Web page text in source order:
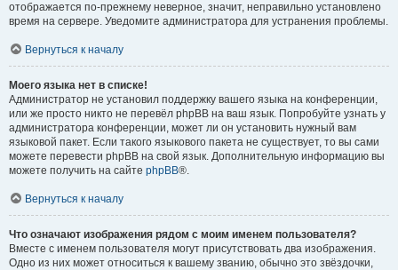
отображается по-прежнему неверное, значит, неправильно установлено
время на сервере. Уведомите администратора для устранения проблемы.
Вернуться к началу
Моего языка нет в списке!
Администратор не установил поддержку вашего языка на конференции,
или же просто никто не перевёл phpBB на ваш язык. Попробуйте узнать у
администратора конференции, может ли он установить нужный вам
языковой пакет. Если такого языкового пакета не существует, то вы сами
можете перевести phpBB на свой язык. Дополнительную информацию вы
можете получить на сайте phpBB®.
Вернуться к началу
Что означают изображения рядом с моим именем пользователя?
Вместе с именем пользователя могут присутствовать два изображения.
Одно из них может относиться к вашему званию, обычно это звёздочки,